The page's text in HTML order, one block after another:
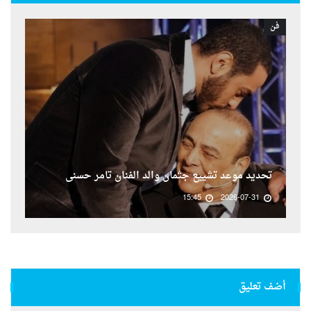
فن
تحديد موعد تشييع جثمان والد الفنان تامر حسنى
2026-07-31
15:45
أضف تعليق